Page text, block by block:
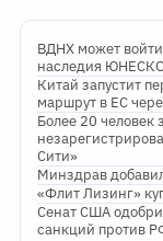
ВДНХ может
наследия
Китай запустит
маршрут в ЕС
Более 20 человек
Сити»
Минздрав
«Флит Лизинг»
Сенат США
санкций против